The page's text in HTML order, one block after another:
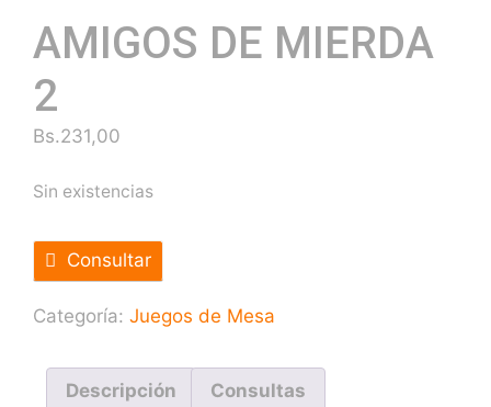
AMIGOS DE MIERDA
2
Bs.231,00
Sin existencias
Consultar
Categoría: Juegos de Mesa
Descripción Consultas